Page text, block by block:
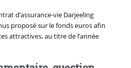
d’assurance-vie Darjeeling
proposé sur le fonds euros afin
attractives, au titre de l’année